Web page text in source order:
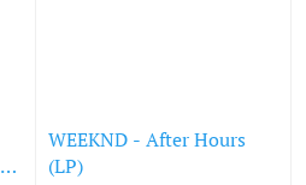
WEEKND - After Hours
(LP)